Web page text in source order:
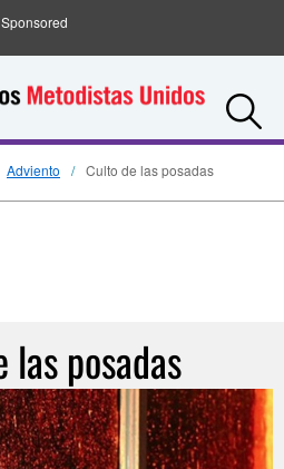
Sponsored
Adviento Culto de las posadas
las posadas